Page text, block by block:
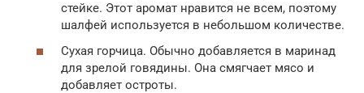
стейке. Этот аромат нравится не всем, поэтому
шалфей используется в небольшом количестве.
Сухая горчица. Обычно добавляется в маринад
для зрелой говядины. Она смягчает мясо и
добавляет остроты.